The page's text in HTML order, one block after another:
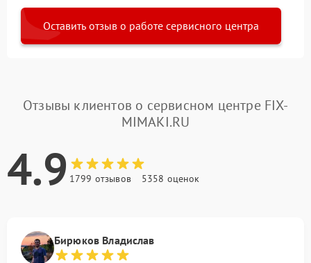
Оставить отзыв о работе сервисного центра
Отзывы клиентов о сервисном центре FIX-
MIMAKI.RU
4.9 1799 отзывов 5358 оценок
Бирюков Владислав